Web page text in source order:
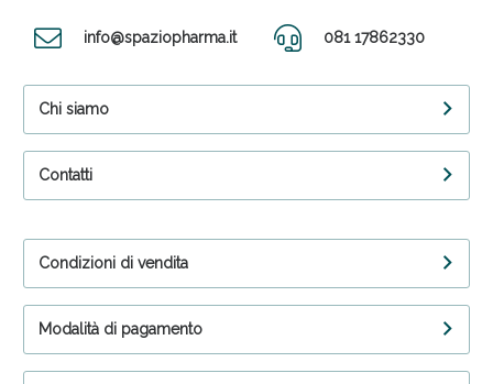
info@spaziopharma.it 081 17862330
Chi siamo
Contatti
Condizioni di vendita
Modalità di pagamento